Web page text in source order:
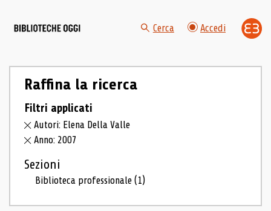
Cerca Accedi
Raffina la ricerca
Filtri applicati
Autori: Elena Della Valle
Anno: 2007
Sezioni
Biblioteca professionale(1)